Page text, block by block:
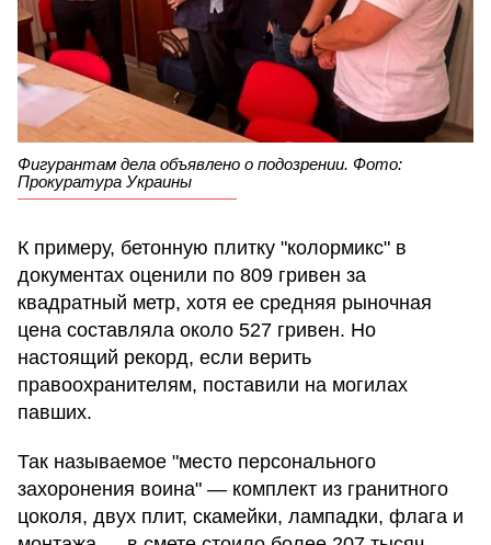
Фигурантам дела объявлено о подозрении. Фото:
Прокуратура Украины
К примеру, бетонную плитку "колормикс" в
документах оценили по 809 гривен за
квадратный метр, хотя ее средняя рыночная
цена составляла около 527 гривен. Но
настоящий рекорд, если верить
правоохранителям, поставили на могилах
павших.
Так называемое "место персонального
захоронения воина" — комплект из гранитного
цоколя, двух плит, скамейки, лампадки, флага и